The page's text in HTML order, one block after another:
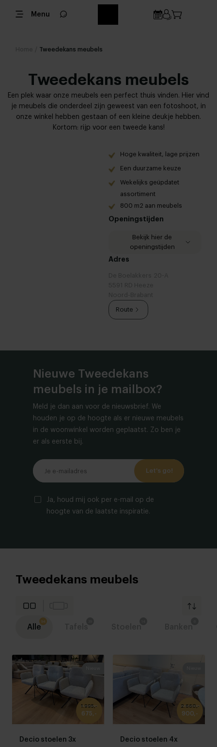
Menu
Tweedekans meubels
Tweedekans meubels
Een plek waar onze meubels een perfect thuis vinden. Hier vind
je meubels die onderdeel zijn geweest van een fotoshoot, in
onze winkel hebben gestaan ​​of een kleine deukje hebben.
Kortom: rijp voor een tweede kans!
Hoge kwaliteit, lage prijzen
Een duurzame keuze
Wekelijks geüpdatet
assortiment
800 m2 aan meubels
Openingstijden
Bekijk hier de
openingstijden
Zaterdag
Zaterdag
1 aug -
Gesloten
Zaterdag
15 aug -
Gesloten
Adres
De Boelakkers 20-A
5591 RD Heeze
Noord-Brabant
Route
Nieuwe Tweedekans
meubels in je mailbox?
Meld je dan aan voor de nieuwsbrief. We
houden je op de hoogte als er nieuwe meubels
in de woonwinkel worden geplaatst. Zo ben je
er als eerste bij.
Let's go!
Ja, houd mij ook per e-mail op de
hoogte van de laatste inspiratie.
Tweedekans meubels
Alle
1.995,-
675,-
Decio stoelen 3x
2.660,-
900,-
Decio stoelen 4x